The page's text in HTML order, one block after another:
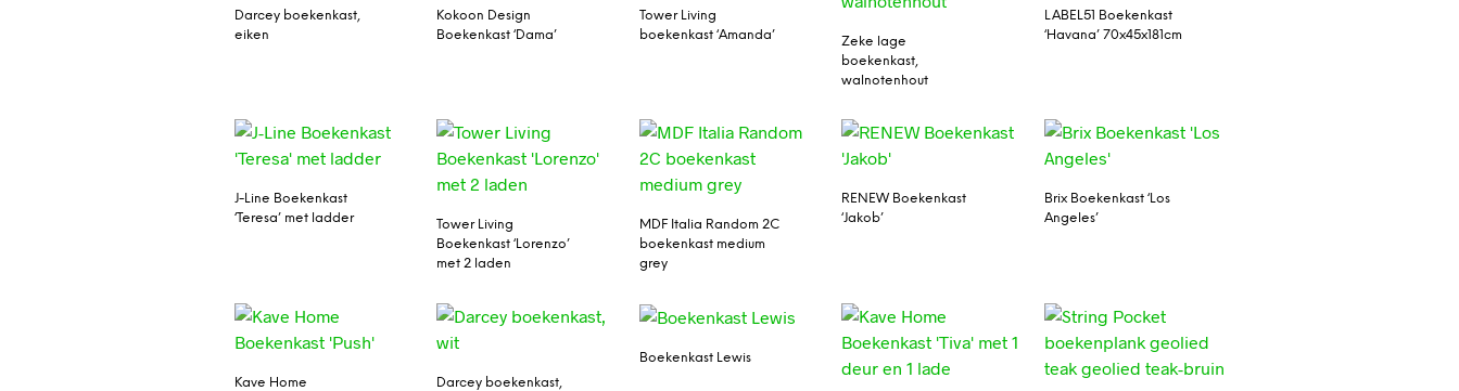
Darcey boekenkast,
eiken
Kokoon Design
Boekenkast ‘Dama’
Tower Living
boekenkast ‘Amanda’
Zeke lage
boekenkast,
walnotenhout
LABEL51 Boekenkast
‘Havana’ 70x45x181cm
J-Line Boekenkast
‘Teresa’ met ladder
Tower Living
Boekenkast ‘Lorenzo’
met 2 laden
MDF Italia Random 2C
boekenkast medium
grey
RENEW Boekenkast
‘Jakob’
Brix Boekenkast ‘Los
Angeles’
Kave Home
Darcey boekenkast,
Boekenkast Lewis